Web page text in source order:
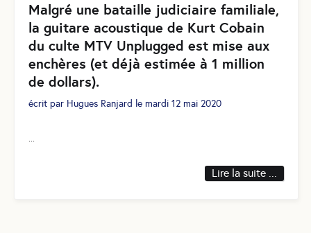
Malgré une bataille judiciaire familiale,
la guitare acoustique de Kurt Cobain
du culte MTV Unplugged est mise aux
enchères (et déjà estimée à 1 million
de dollars).
écrit par Hugues Ranjard le mardi 12 mai 2020
Lire la suite ...